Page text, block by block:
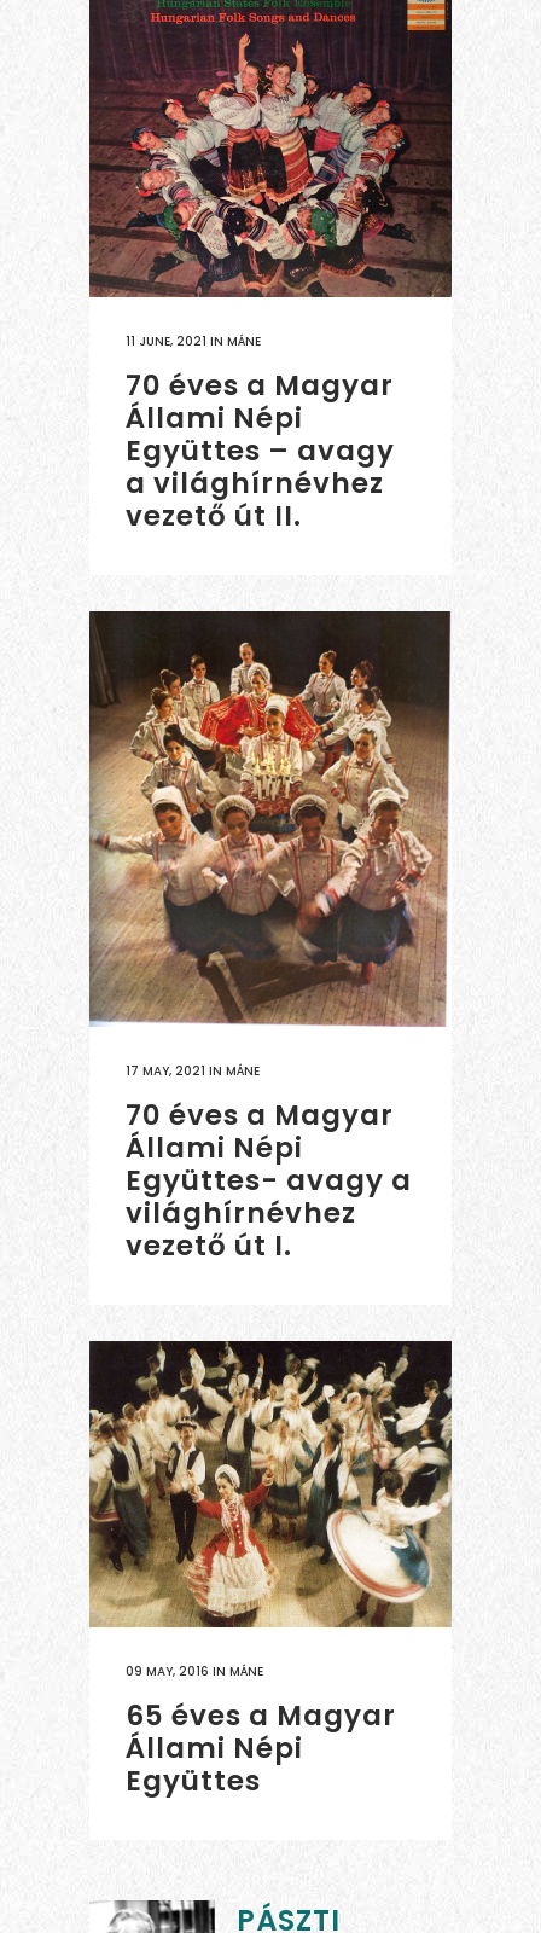
11 JUNE, 2021 IN MÁNE
70 éves a Magyar
Állami Népi
Együttes – avagy
a világhírnévhez
vezető út II.
17 MAY, 2021 IN MÁNE
70 éves a Magyar
Állami Népi
Együttes- avagy a
világhírnévhez
vezető út I.
09 MAY, 2016 IN MÁNE
65 éves a Magyar
Állami Népi
Együttes
PÁSZTI